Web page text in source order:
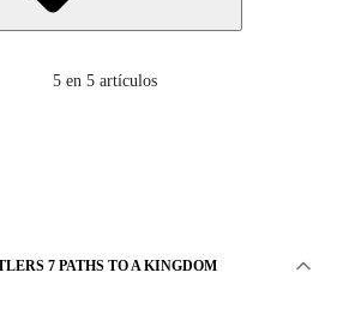
5 en 5 artículos
7 PATHS TO A KINGDOM